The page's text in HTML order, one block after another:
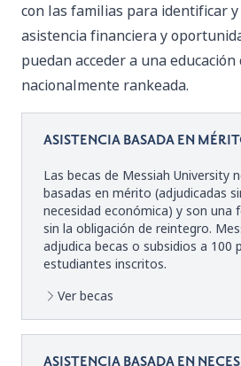
con las familias para identificar
asistencia financiera y
puedan acceder a una
nacionalmente rankeada.
ASISTENCIA BASADA EN
Las becas de Messiah University
basadas en mérito (adjudicadas
necesidad económica) y son una
sin la obligación de reintegro.
adjudica becas o subsidios a 100
estudiantes inscritos.
Ver becas
ASISTENCIA BASADA EN